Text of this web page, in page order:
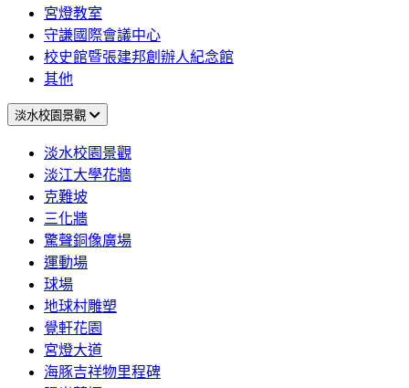
宮燈教室
守謙國際會議中心
校史館暨張建邦創辦人紀念館
其他
淡水校園景觀
淡水校園景觀
淡江大學花牆
克難坡
三化牆
驚聲銅像廣場
運動場
球場
地球村雕塑
覺軒花園
宮燈大道
海豚吉祥物里程碑